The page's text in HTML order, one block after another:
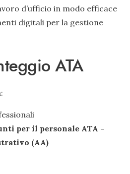
d’ufficio in modo efficace
digitali per la gestione
ATA
per il personale ATA –
(AA)